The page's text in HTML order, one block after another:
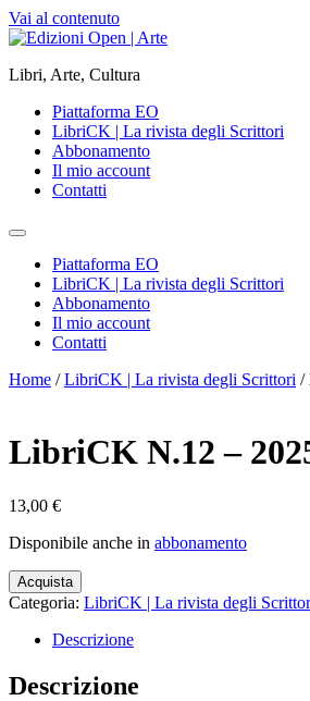
Vai al contenuto
Libri, Arte, Cultura
Piattaforma EO
LibriCK | La rivista degli Scrittori
Abbonamento
Il mio account
Contatti
Piattaforma EO
LibriCK | La rivista degli Scrittori
Abbonamento
Il mio account
Contatti
Home /LibriCK | La rivista degli Scrittori /
LibriCK N.12 –
13,00 €
Disponibile anche in abbonamento
Acquista
Categoria: LibriCK | La rivista degli
Descrizione
Descrizione